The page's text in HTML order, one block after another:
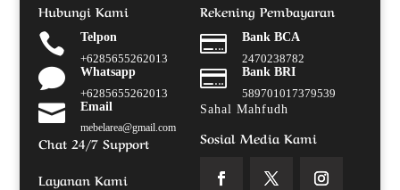
Hubungi Kami

Telpon
+6285655262013

Whatsapp
+6285655262013
 Email
mebelarea@gmail.com
Chat 24/7 Support
Layanan Kami
Rekening Pembayaran

Bank BCA
2470238782

Bank BRI
589701017379539
Sahal Mahfudh
Sosial Media Kami